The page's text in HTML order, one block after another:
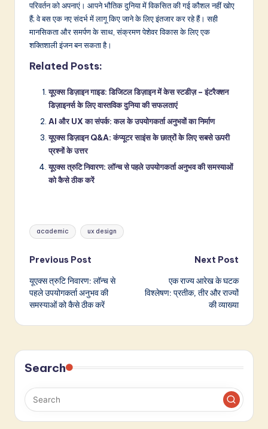
परिवर्तन को अपनाएं। आपने भौतिक दुनिया में विकसित की गई कौशल नहीं खोए
हैं; वे बस एक नए संदर्भ में लागू किए जाने के लिए इंतजार कर रहे हैं। सही
मानसिकता और समर्पण के साथ, संक्रमण पेशेवर विकास के लिए एक
शक्तिशाली इंजन बन सकता है।
Related Posts:
यूएक्स डिज़ाइन गाइड: डिजिटल डिज़ाइन में केस स्टडीज़ – इंटरैक्शन
डिज़ाइनर्स के लिए वास्तविक दुनिया की सफलताएं
AI और UX का संपर्क: कल के उपयोगकर्ता अनुभवों का निर्माण
यूएक्स डिज़ाइन Q&A: कंप्यूटर साइंस के छात्रों के लिए सबसे ऊपरी
प्रश्नों के उत्तर
यूएक्स त्रुटि निवारण: लॉन्च से पहले उपयोगकर्ता अनुभव की समस्याओं
को कैसे ठीक करें
Tags:
academic ux design
Post
navigation
Previous Post
यूएक्स त्रुटि निवारण: लॉन्च से
पहले उपयोगकर्ता अनुभव की
समस्याओं को कैसे ठीक करें
Next Post
एक राज्य आरेख के घटक
विश्लेषण: प्रतीक, तीर और राज्यों
की व्याख्या
Search